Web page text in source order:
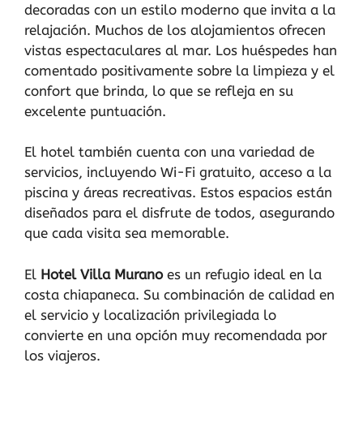
decoradas con un estilo moderno que invita a la
relajación. Muchos de los alojamientos ofrecen
vistas espectaculares al mar. Los huéspedes han
comentado positivamente sobre la limpieza y el
confort que brinda, lo que se refleja en su
excelente puntuación.
El hotel también cuenta con una variedad de
servicios, incluyendo Wi-Fi gratuito, acceso a la
piscina y áreas recreativas. Estos espacios están
diseñados para el disfrute de todos, asegurando
que cada visita sea memorable.
El Hotel Villa Muranoes un refugio ideal en la
costa chiapaneca. Su combinación de calidad en
el servicio y localización privilegiada lo
convierte en una opción muy recomendada por
los viajeros.